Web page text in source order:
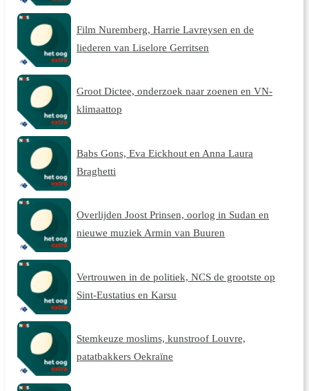
Film Nuremberg, Harrie Lavreysen en de
liederen van Liselore Gerritsen
Groot Dictee, onderzoek naar zoenen en VN-
klimaattop
Babs Gons, Eva Eickhout en Anna Laura
Braghetti
Overlijden Joost Prinsen, oorlog in Sudan en
nieuwe muziek Armin van Buuren
Vertrouwen in de politiek, NCS de grootste op
Sint-Eustatius en Karsu
Stemkeuze moslims, kunstroof Louvre,
patatbakkers Oekraïne